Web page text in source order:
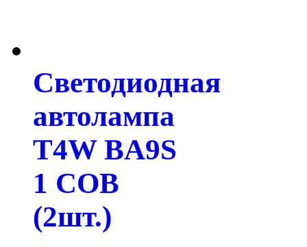
Светодиодная
автолампа
T4W BA9S
1 COB
(2шт.)